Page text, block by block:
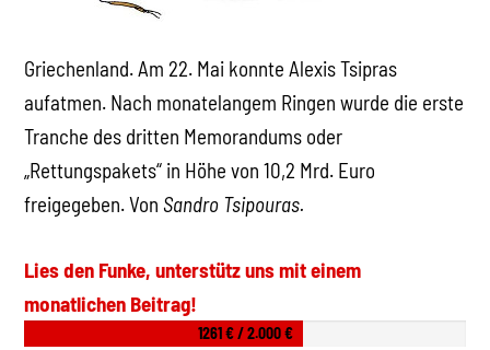
Griechenland. Am 22. Mai konnte Alexis Tsipras
aufatmen. Nach monatelangem Ringen wurde die erste
Tranche des dritten Memorandums oder
„Rettungspakets“ in Höhe von 10,2 Mrd. Euro
freigegeben. Von Sandro Tsipouras.
Lies den Funke, unterstütz uns mit einem
monatlichen Beitrag!
1261 € / 2.000 €